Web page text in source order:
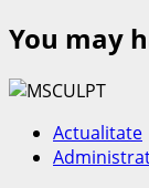
You may
Actualitate